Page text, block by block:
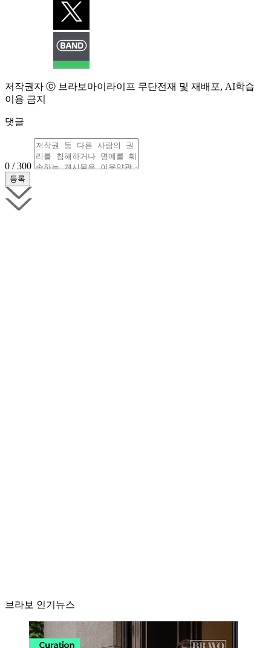
저작권자 ⓒ 브라보마이라이프 무단전재 및 재배포, AI학습
이용 금지
댓글
0 / 300
브라보 인기뉴스